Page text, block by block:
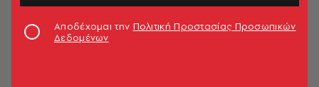
Αποδέχομαι την Πολιτική Προστασίας Προσωπικών
Δεδομένων